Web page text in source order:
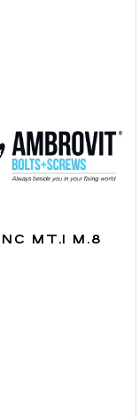
MT.1 M.8